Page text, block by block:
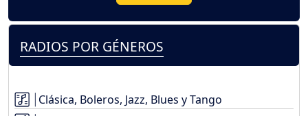
RADIOS POR GÉNEROS
Clásica, Boleros, Jazz, Blues y Tango